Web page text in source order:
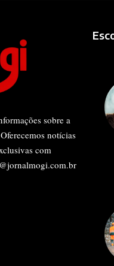
sobre a
notícias
com